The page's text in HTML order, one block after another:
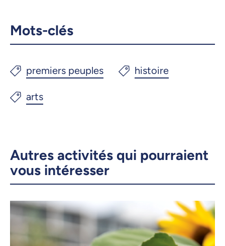
Mots-clés
Autres activités qui pourraient
vous intéresser